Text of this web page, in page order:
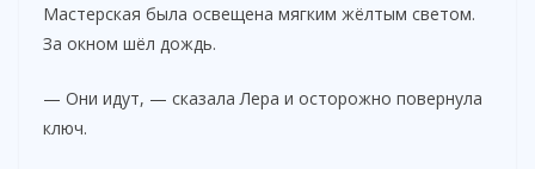
Мастерская была освещена мягким жёлтым светом.
За окном шёл дождь.
— Они идут, — сказала Лера и осторожно повернула
ключ.